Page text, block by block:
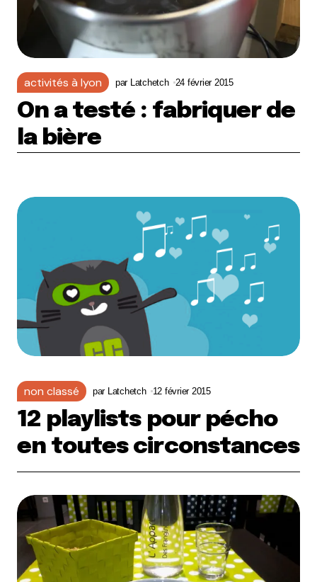
activités à lyon par Latchetch 24 février 2015
On a testé : fabriquer de
la bière
non classé par Latchetch 12 février 2015
12 playlists pour pécho
en toutes circonstances